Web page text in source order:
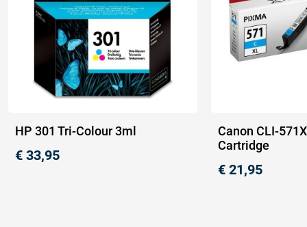
HP 301 Tri-Colour 3ml
€ 33,95
Canon CLI-
Cartridge
€ 21,95